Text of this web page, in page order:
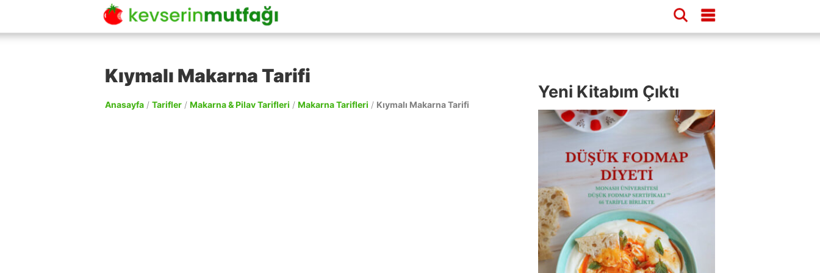
Kıymalı Makarna Tarifi
Anasayfa / Tarifler / Makarna & Pilav Tarifleri / Makarna Tarifleri / Kıymalı Makarna Tarifi
Yeni Kitabım Çıktı